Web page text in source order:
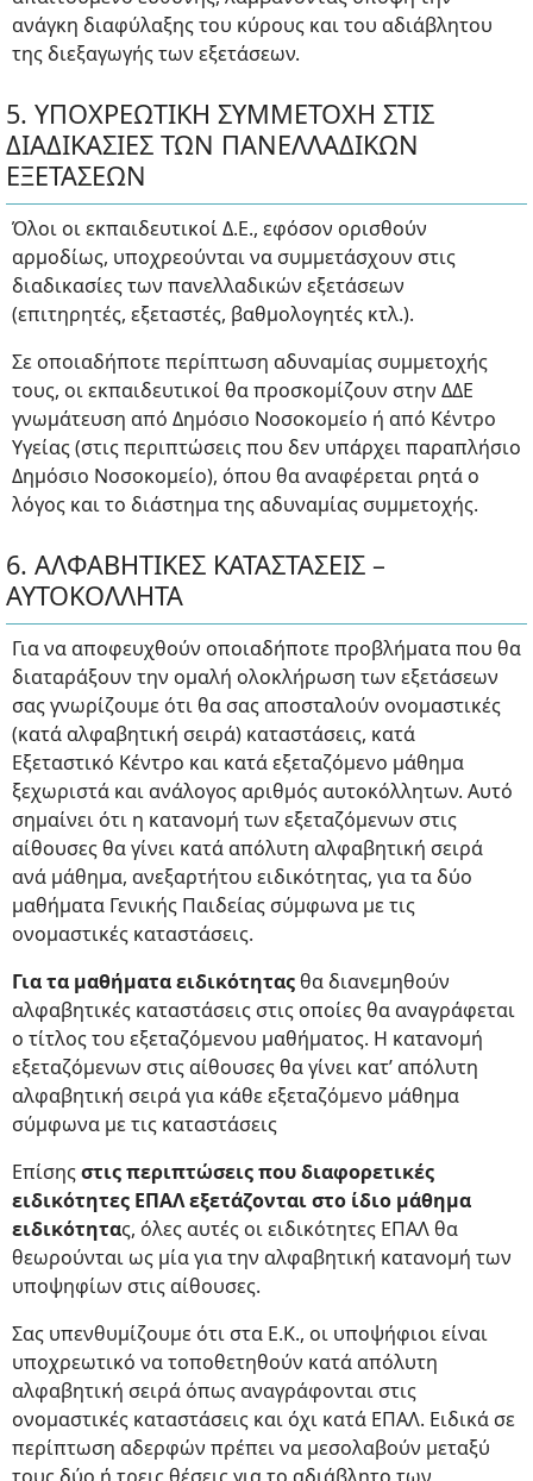
ανάγκη διαφύλαξης του κύρους και του αδιάβλητου
της διεξαγωγής των εξετάσεων.
5. ΥΠΟΧΡΕΩΤΙΚΗ ΣΥΜΜΕΤΟΧΗ ΣΤΙΣ
ΔΙΑΔΙΚΑΣΙΕΣ ΤΩΝ ΠΑΝΕΛΛΑΔΙΚΩΝ
ΕΞΕΤΑΣΕΩΝ
Όλοι οι εκπαιδευτικοί Δ.Ε., εφόσον ορισθούν
αρμοδίως, υποχρεούνται να συμμετάσχουν στις
διαδικασίες των πανελλαδικών εξετάσεων
(επιτηρητές, εξεταστές, βαθμολογητές κτλ.).
Σε οποιαδήποτε περίπτωση αδυναμίας συμμετοχής
τους, οι εκπαιδευτικοί θα προσκομίζουν στην ΔΔΕ
γνωμάτευση από Δημόσιο Νοσοκομείο ή από Κέντρο
Υγείας (στις περιπτώσεις που δεν υπάρχει παραπλήσιο
Δημόσιο Νοσοκομείο), όπου θα αναφέρεται ρητά ο
λόγος και το διάστημα της αδυναμίας συμμετοχής.
6. ΑΛΦΑΒΗΤΙΚΕΣ ΚΑΤΑΣΤΑΣΕΙΣ –
ΑΥΤΟΚΟΛΛΗΤΑ
Για να αποφευχθούν οποιαδήποτε προβλήματα που θα
διαταράξουν την ομαλή ολοκλήρωση των εξετάσεων
σας γνωρίζουμε ότι θα σας αποσταλούν ονομαστικές
(κατά αλφαβητική σειρά) καταστάσεις, κατά
Εξεταστικό Κέντρο και κατά εξεταζόμενο μάθημα
ξεχωριστά και ανάλογος αριθμός αυτοκόλλητων. Αυτό
σημαίνει ότι η κατανομή των εξεταζόμενων στις
αίθουσες θα γίνει κατά απόλυτη αλφαβητική σειρά
ανά μάθημα, ανεξαρτήτου ειδικότητας, για τα δύο
μαθήματα Γενικής Παιδείας σύμφωνα με τις
ονομαστικές καταστάσεις.
Για τα μαθήματα ειδικότηταςθα διανεμηθούν
αλφαβητικές καταστάσεις στις οποίες θα αναγράφεται
ο τίτλος του εξεταζόμενου μαθήματος. Η κατανομή
εξεταζόμενων στις αίθουσες θα γίνει κατ’ απόλυτη
αλφαβητική σειρά για κάθε εξεταζόμενο μάθημα
σύμφωνα με τις καταστάσεις
Επίσηςστις περιπτώσεις που διαφορετικές
ειδικότητες ΕΠΑΛ εξετάζονται στο ίδιο μάθημα
ειδικότητας, όλες αυτές οι ειδικότητες ΕΠΑΛ θα
θεωρούνται ως μία για την αλφαβητική κατανομή των
υποψηφίων στις αίθουσες.
Σας υπενθυμίζουμε ότι στα Ε.Κ., οι υποψήφιοι είναι
υποχρεωτικό να τοποθετηθούν κατά απόλυτη
αλφαβητική σειρά όπως αναγράφονται στις
ονομαστικές καταστάσεις και όχι κατά ΕΠΑΛ. Ειδικά σε
περίπτωση αδερφών πρέπει να μεσολαβούν μεταξύ